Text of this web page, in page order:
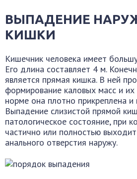
ВЫПАДЕНИЕ
КИШКИ
Кишечник человека имеет
Его длина составляет 4 м.
является прямая кишка. В ней
формирование каловых масс и
норме она плотно прикреплена
Выпадение слизистой прямой
патологическое состояние, при
частично или полностью
анального отверстия наружу.